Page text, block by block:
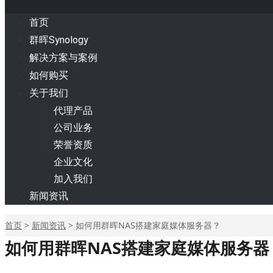
首页
群晖Synology
解决方案与案例
如何购买
关于我们
代理产品
公司业务
荣誉资质
企业文化
加入我们
新闻资讯
首页 > 新闻资讯 > 如何用群晖NAS搭建家庭媒体服务器？
如何用群晖NAS搭建家庭媒体服务